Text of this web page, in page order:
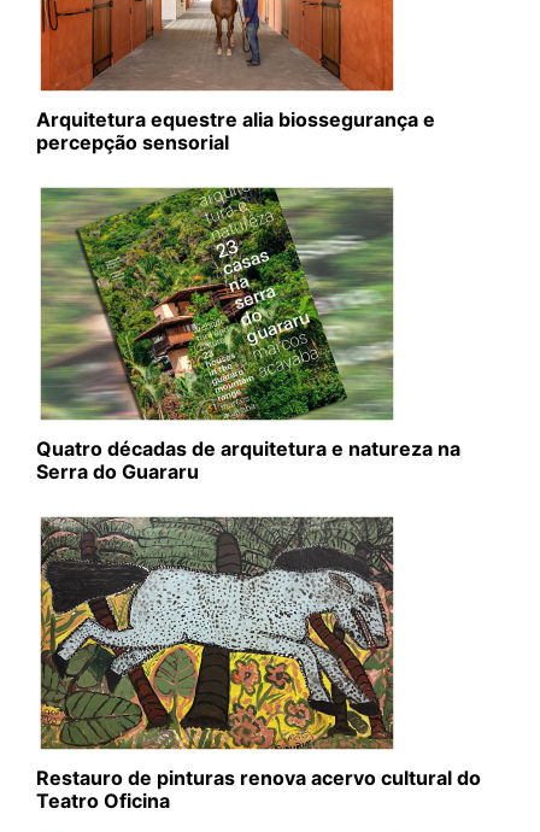
Arquitetura equestre alia biossegurança e
percepção sensorial
Quatro décadas de arquitetura e natureza na
Serra do Guararu
Restauro de pinturas renova acervo cultural do
Teatro Oficina